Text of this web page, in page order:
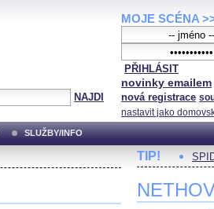
NAJDI
MOJE SCÉNA
PŘIHLÁSIT
novinky emailem
nová registrace
nastavit jako
SLUŽBY/INFO
TIP!